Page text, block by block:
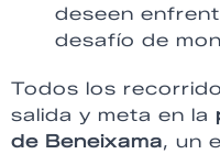
deseen
desafío de
Todos los
salida y meta en la
de Beneixama, un